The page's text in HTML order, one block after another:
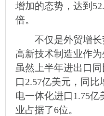
增加的态势，达到
倍。
不仅是外贸增长
高新技术制造业作
虽然上半年进出口
口2.57亿美元，同
电一体化进口1.75
业占据了6位。